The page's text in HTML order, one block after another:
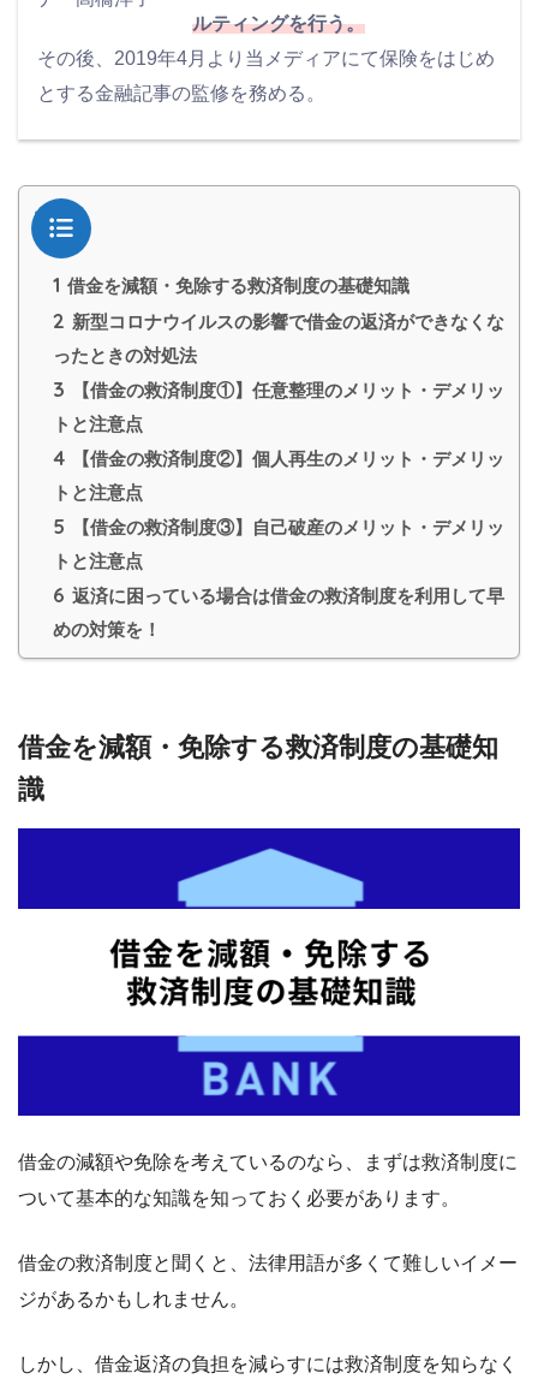
ルティングを行う。
その後、2019年4月より当メディアにて保険をはじめ
とする金融記事の監修を務める。
目次
1 借金を減額・免除する救済制度の基礎知識
2 新型コロナウイルスの影響で借金の返済ができなくな
ったときの対処法
3
【借金の救済制度①】任意整理のメリット・デメリッ
トと注意点
4
【借金の救済制度②】個人再生のメリット・デメリッ
トと注意点
5
【借金の救済制度③】自己破産のメリット・デメリッ
トと注意点
6 返済に困っている場合は借金の救済制度を利用して早
めの対策を！
借金を減額・免除する救済制度の基礎知
識
借金の減額や免除を考えているのなら、まずは救済制度に
ついて基本的な知識を知っておく必要があります。
借金の救済制度と聞くと、法律用語が多くて難しいイメー
ジがあるかもしれません。
しかし、借金返済の負担を減らすには救済制度を知らなく